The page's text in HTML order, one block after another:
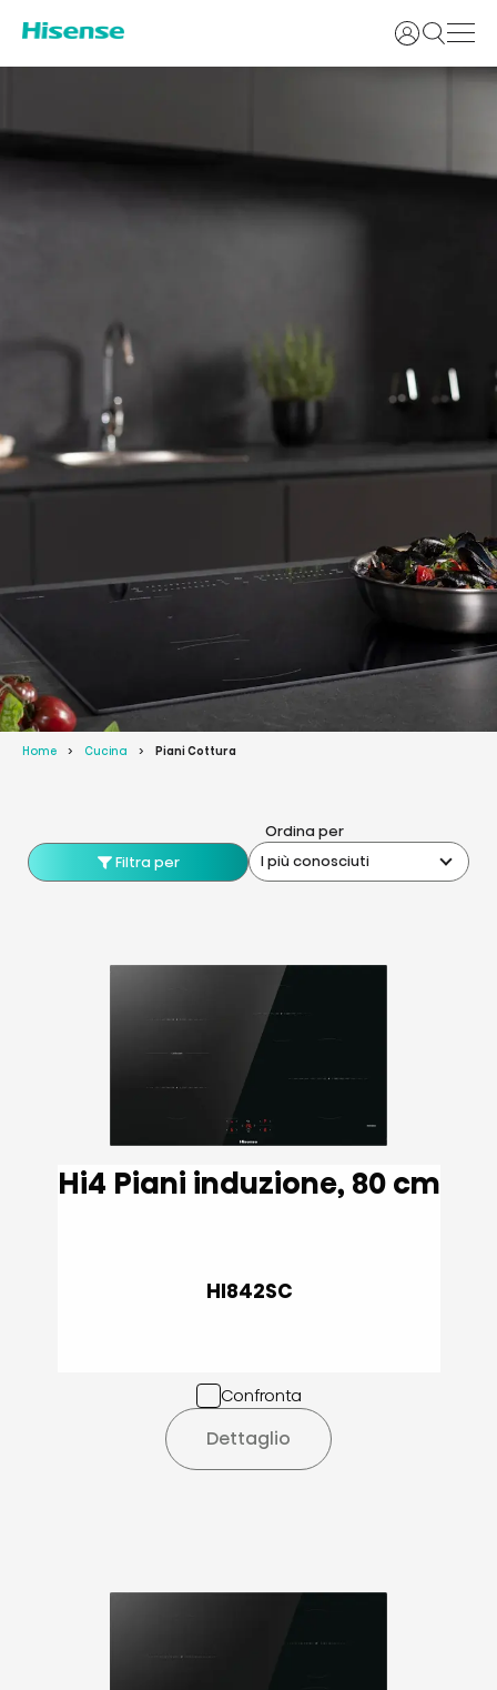
Accedi
Home Cucina Piani Cottura
Filtra per
Ordina per
I più conosciuti
Hi4 Piani induzione, 80 cm
HI842SC
Confronta
Dettaglio